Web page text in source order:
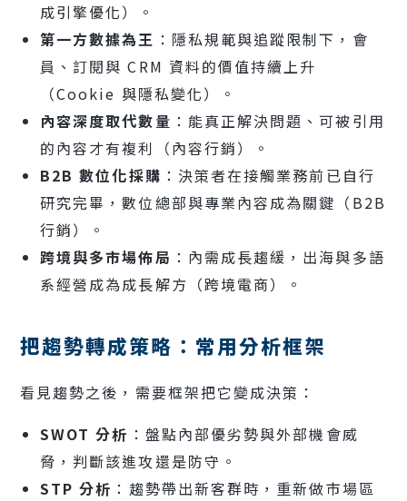
成引擎優化）。
第一方數據為王 ：隱私規範與追蹤限制下，會
員、訂閱與 CRM 資料的價值持續上升
（Cookie 與隱私變化）。
內容深度取代數量 ：能真正解決問題、可被引用
的內容才有複利（內容行銷）。
B2B 數位化採購 ：決策者在接觸業務前已自行
研究完畢，數位總部與專業內容成為關鍵（ B2B
行銷）。
跨境與多市場佈局 ：內需成長趨緩，出海與多語
系經營成為成長解方（跨境電商）。
把趨勢轉成策略：常用分析框架
看見趨勢之後，需要框架把它變成決策：
SWOT 分析 ：盤點內部優劣勢與外部機會威
脅，判斷該進攻還是防守。
STP 分析 ：趨勢帶出新客群時，重新做市場區